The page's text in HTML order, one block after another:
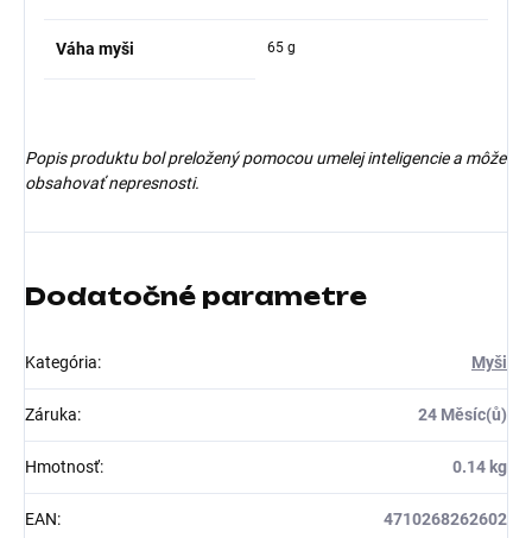
Váha myši 65 g
Popis produktu bol preložený pomocou umelej inteligencie a môže
obsahovať nepresnosti.
Dodatočné parametre
Kategória: Myši
Záruka: 24 Měsíc(ů)
Hmotnosť: 0.14 kg
EAN: 4710268262602